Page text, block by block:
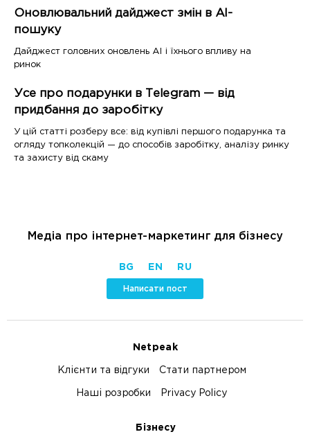
Оновлювальний дайджест змін в AI-
пошуку
Дайджест головних оновлень AI і їхнього впливу на
ринок
Усе про подарунки в Telegram — від
придбання до заробітку
У цій статті розберу все: від купівлі першого подарунка та
огляду топколекцій — до способів заробітку, аналізу ринку
та захисту від скаму
Медіа про інтернет-маркетинг для бізнесу
BG EN RU
Написати пост
Netpeak
Клієнти та відгуки Стати партнером
Наші розробки Privacy Policy
Бізнесу